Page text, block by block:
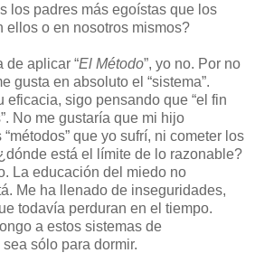
los padres más egoístas que los
ellos o en nosotros mismos?
de aplicar “El Método”, yo no. Por no
gusta en absoluto el “sistema”.
eficacia, sigo pensando que “el fin
No me gustaría que mi hijo
que yo sufrí, ni cometer los
está el límite de lo razonable?
La educación del miedo no
Me ha llenado de inseguridades,
todavía perduran en el tiempo.
a estos sistemas de
sólo para dormir.